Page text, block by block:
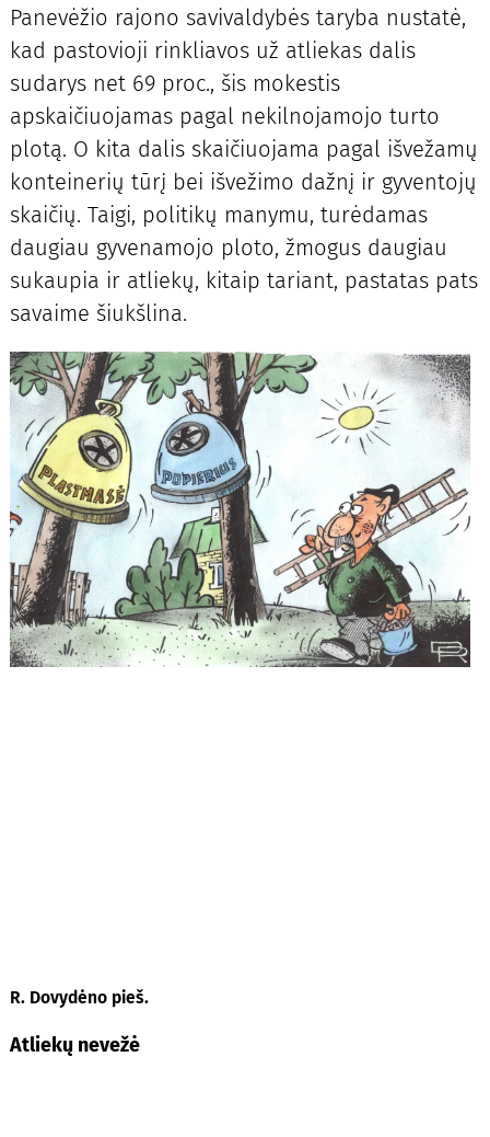
Panevėžio rajono savivaldybės taryba nustatė,
kad pastovioji rinkliavos už atliekas dalis
sudarys net 69 proc., šis mokestis
apskaičiuojamas pagal nekilnojamojo turto
plotą. O kita dalis skaičiuojama pagal išvežamų
konteinerių tūrį bei išvežimo dažnį ir gyventojų
skaičių. Taigi, politikų manymu, turėdamas
daugiau gyvenamojo ploto, žmogus daugiau
sukaupia ir atliekų, kitaip tariant, pastatas pats
savaime šiukšlina.
R. Dovydėno pieš.
Atliekų nevežė